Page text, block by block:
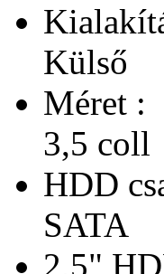
Külső
Méret :
3,5 coll
HDD
SATA
2,5"